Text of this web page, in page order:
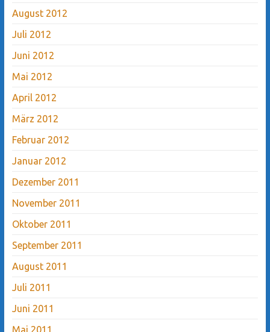
August 2012
Juli 2012
Juni 2012
Mai 2012
April 2012
März 2012
Februar 2012
Januar 2012
Dezember 2011
November 2011
Oktober 2011
September 2011
August 2011
Juli 2011
Juni 2011
Mai 2011